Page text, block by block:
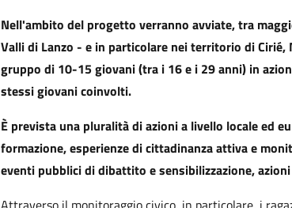
Nell'ambito del progetto verranno avviate, tra
Valli di Lanzo - e in particolare nei territorio di Cirié,
gruppo di 10-15 giovani (tra i 16 e i 29 anni) in
stessi giovani coinvolti.
È prevista una pluralità di azioni a livello locale ed
formazione, esperienze di cittadinanza attiva e
eventi pubblici di dibattito e sensibilizzazione,